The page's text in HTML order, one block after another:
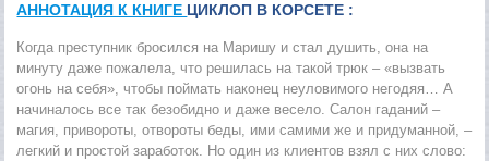
АННОТАЦИЯ К КНИГЕ ЦИКЛОП В КОРСЕТЕ :
Когда преступник бросился на Маришу и стал душить, она на
минуту даже пожалела, что решилась на такой трюк – «вызвать
огонь на себя», чтобы поймать наконец неуловимого негодяя… А
начиналось все так безобидно и даже весело. Салон гаданий –
магия, привороты, отвороты беды, ими самими же и придуманной, –
легкий и простой заработок. Но один из клиентов взял с них слово: